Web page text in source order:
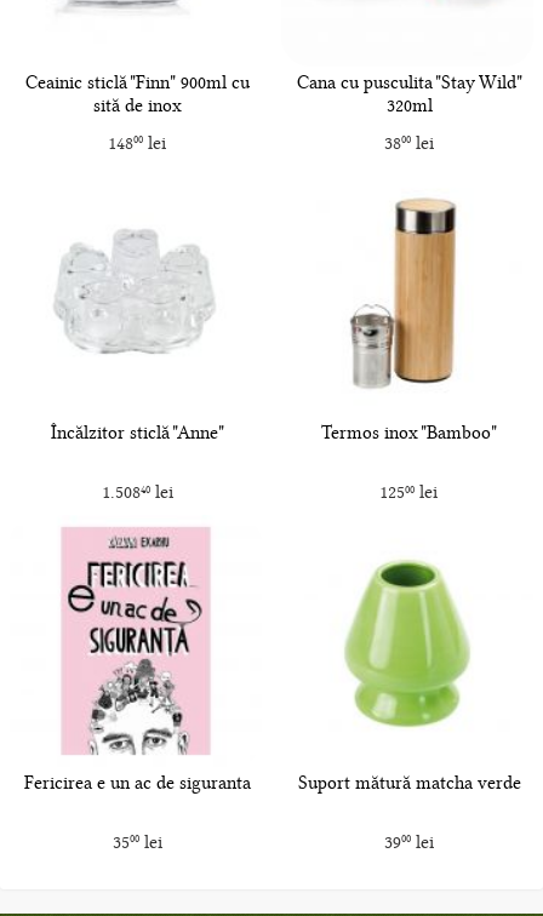
Ceainic sticlă "Finn" 900ml cu
sită de inox
14800 lei
Cana cu pusculita "Stay Wild"
320ml
3800lei
Încălzitor sticlă "Anne"
1.50840lei
Termos inox "Bamboo"
12500 lei
Fericirea e un ac de siguranta
3500lei
Suport mătură matcha verde
3900lei